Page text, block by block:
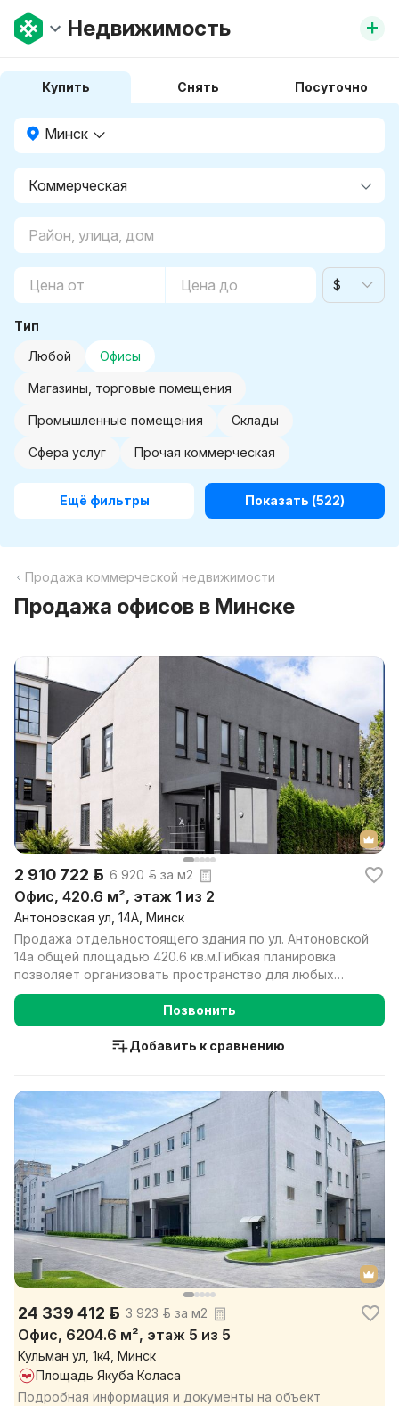
Недвижимость +
Купить Снять Посуточно
Минск
$
Тип
Любой
Офисы
Магазины, торговые помещения
Промышленные помещения Склады
Сфера услуг Прочая коммерческая
Ещё фильтры Показать (522)
Продажа коммерческой недвижимости
Продажа офисов в Минске
2 910 722 р. 6 920 р. за м2
Офис, 420.6 м², этаж 1 из 2
Антоновская ул, 14А, Минск
Продажа отдельностоящего здания по ул. Антоновской
14а общей площадью 420.6 кв.м.Гибкая планировка
позволяет организовать пространство для любых
бизне...
Позвонить
Добавить к сравнению
24 339 412 р. 3 923 р. за м2
Офис, 6204.6 м², этаж 5 из 5
Кульман ул, 1к4, Минск
Площадь Якуба Коласа
Подробная информация и документы на объект